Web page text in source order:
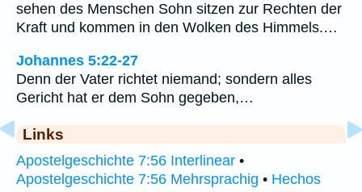
sehen des Menschen Sohn sitzen zur Rechten der
Kraft und kommen in den Wolken des Himmels.…
Johannes 5:22-27
Denn der Vater richtet niemand; sondern alles
Gericht hat er dem Sohn gegeben,…
Links
Apostelgeschichte 7:56 Interlinear •
Apostelgeschichte 7:56 Mehrsprachig • Hechos